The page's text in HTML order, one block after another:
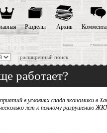
расширенный поиск
Разделы Архив
работает?
в условиях спада экономики
лет к полному разрушению